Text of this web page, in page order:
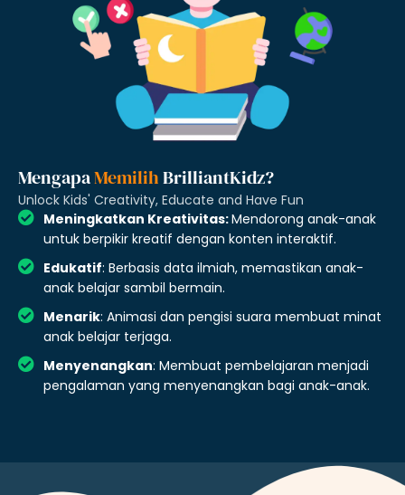
MengapaMemilihBrilliantKidz?
Unlock Kids' Creativity, Educate and Have Fun
Meningkatkan Kreativitas:Mendorong anak-anak
untuk berpikir kreatif dengan konten interaktif.
Edukatif: Berbasis data ilmiah, memastikan anak-
anak belajar sambil bermain.
Menarik: Animasi dan pengisi suara membuat minat
anak belajar terjaga.
Menyenangkan: Membuat pembelajaran menjadi
pengalaman yang menyenangkan bagi anak-anak.